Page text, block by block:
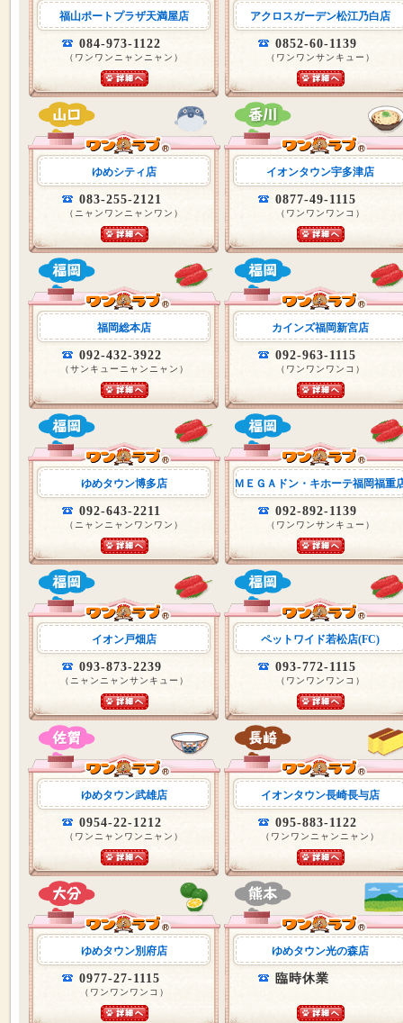
福山ポートプラザ天満屋店
084-973-1122
（ワンワンニャンニャン）
アクロスガーデン松江乃白店
0852-60-1139
（ワンワンサンキュー）
ゆめシティ店
083-255-2121
（ニャンワンニャンワン）
イオンタウン宇多津店
0877-49-1115
（ワンワンワンコ）
福岡総本店
092-432-3922
（サンキューニャンニャン）
カインズ福岡新宮店
092-963-1115
（ワンワンワンコ）
ゆめタウン博多店
092-643-2211
（ニャンニャンワンワン）
ＭＥＧＡドン・キホーテ福岡福重
092-892-1139
（ワンワンサンキュー）
イオン戸畑店
093-873-2239
（ニャンニャンサンキュー）
ペットワイド若松店(FC)
093-772-1115
（ワンワンワンコ）
ゆめタウン武雄店
0954-22-1212
（ワンニャンワンニャン）
イオンタウン長崎長与店
095-883-1122
（ワンワンニャンニャン）
ゆめタウン別府店
0977-27-1115
（ワンワンワンコ）
ゆめタウン光の森店
臨時休業